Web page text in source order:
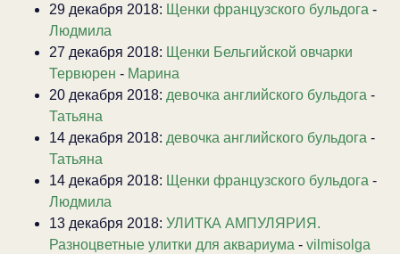
29 декабря 2018: Щенки французского бульдога -
Людмила
27 декабря 2018: Щенки Бельгийской овчарки
Тервюрен - Марина
20 декабря 2018: девочка английского бульдога -
Татьяна
14 декабря 2018: девочка английского бульдога -
Татьяна
14 декабря 2018: Щенки французского бульдога -
Людмила
13 декабря 2018: УЛИТКА АМПУЛЯРИЯ.
Разноцветные улитки для аквариума - vilmisolga